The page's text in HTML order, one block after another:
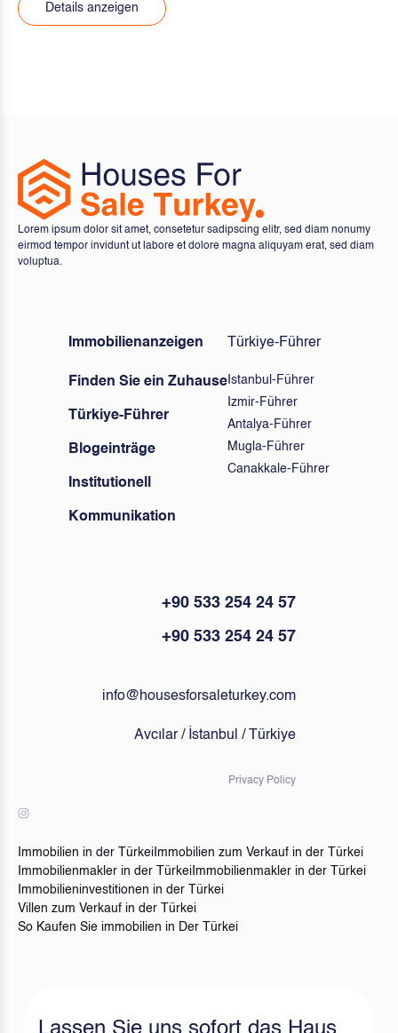
Details anzeigen
Lorem ipsum dolor sit amet, consetetur sadipscing elitr, sed diam nonumy
eirmod tempor invidunt ut labore et dolore magna aliquyam erat, sed diam
voluptua.
Immobilienanzeigen
Finden Sie ein Zuhause
Türkiye-Führer
Blogeinträge
Institutionell
Kommunikation
Türkiye-Führer
Istanbul-Führer
Izmir-Führer
Antalya-Führer
Mugla-Führer
Canakkale-Führer
+90 533 254 24 57
+90 533 254 24 57
info@housesforsaleturkey.com
Avcılar / İstanbul / Türkiye
Privacy Policy
Immobilien in der Türkei Immobilien zum Verkauf in der Türkei
Immobilienmakler in der Türkei Immobilienmakler in der Türkei
Immobilieninvestitionen in der Türkei
Villen zum Verkauf in der Türkei
So Kaufen Sie immobilien in Der Türkei